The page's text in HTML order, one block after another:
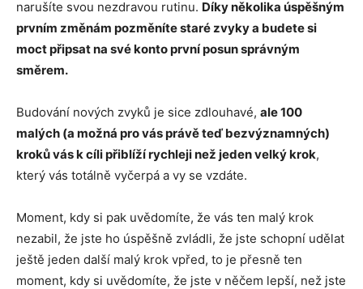
narušíte svou nezdravou rutinu. Díky několika úspěšným
prvním změnám pozměníte staré zvyky a budete si
moct připsat na své konto první posun správným
směrem.
Budování nových zvyků je sice zdlouhavé, ale 100
malých (a možná pro vás právě teď bezvýznamných)
kroků vás k cíli přiblíží rychleji než jeden velký krok,
který vás totálně vyčerpá a vy se vzdáte.
Moment, kdy si pak uvědomíte, že vás ten malý krok
nezabil, že jste ho úspěšně zvládli, že jste schopní udělat
ještě jeden další malý krok vpřed, to je přesně ten
moment, kdy si uvědomíte, že jste v něčem lepší, než jste